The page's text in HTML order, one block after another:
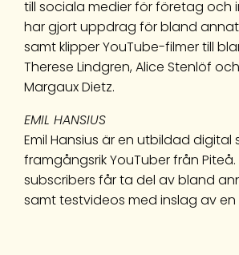
till sociala medier för företag och
har gjort uppdrag för bland annat
samt klipper YouTube-filmer till
Therese Lindgren, Alice Stenlöf
Margaux Dietz.
EMIL HANSIUS
Emil Hansius är en utbildad
framgångsrik YouTuber från Piteå.
subscribers får ta del av bland
samt testvideos med inslag av en